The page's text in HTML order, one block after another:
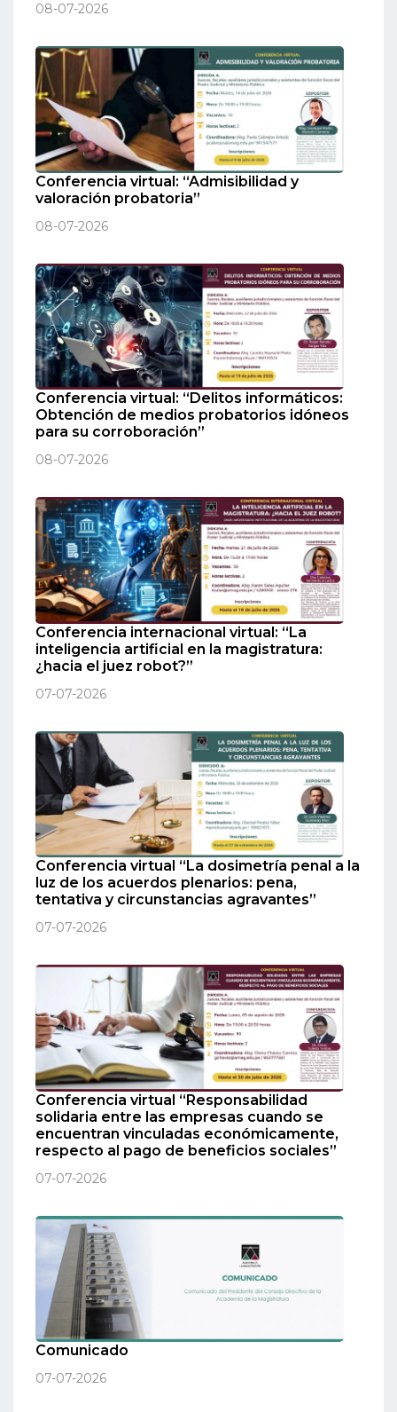
08-07-2026
Conferencia virtual: “Admisibilidad y
valoración probatoria”
08-07-2026
Conferencia virtual: “Delitos informáticos:
Obtención de medios probatorios idóneos
para su corroboración”
08-07-2026
Conferencia internacional virtual: “La
inteligencia artificial en la magistratura:
¿hacia el juez robot?”
07-07-2026
Conferencia virtual “La dosimetría penal a la
luz de los acuerdos plenarios: pena,
tentativa y circunstancias agravantes”
07-07-2026
Conferencia virtual “Responsabilidad
solidaria entre las empresas cuando se
encuentran vinculadas económicamente,
respecto al pago de beneficios sociales”
07-07-2026
Comunicado
07-07-2026